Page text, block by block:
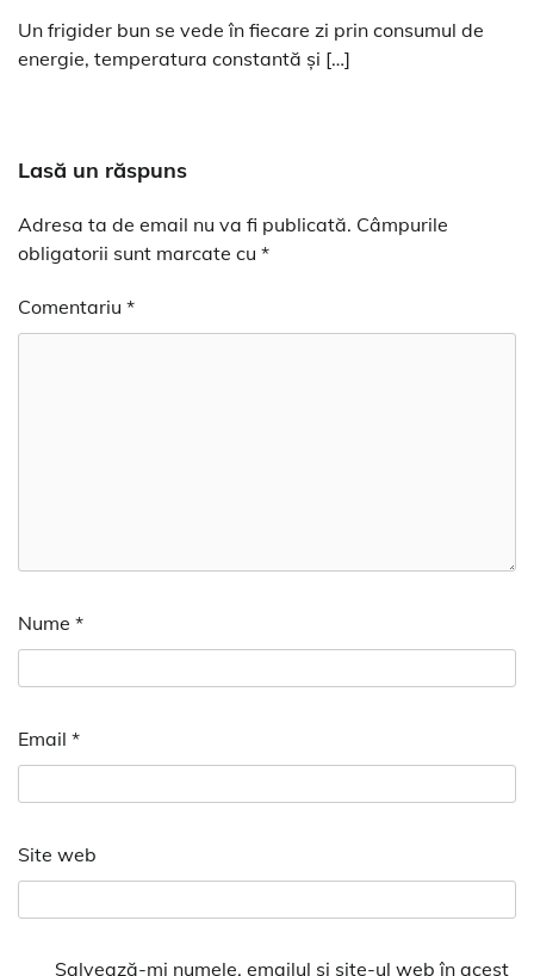
Un frigider bun se vede în fiecare zi prin consumul de
energie, temperatura constantă și […]
Lasă un răspuns
Adresa ta de email nu va fi publicată. Câmpurile
obligatorii sunt marcate cu *
Comentariu *
Nume *
Email *
Site web
Salvează-mi numele, emailul și site-ul web în acest